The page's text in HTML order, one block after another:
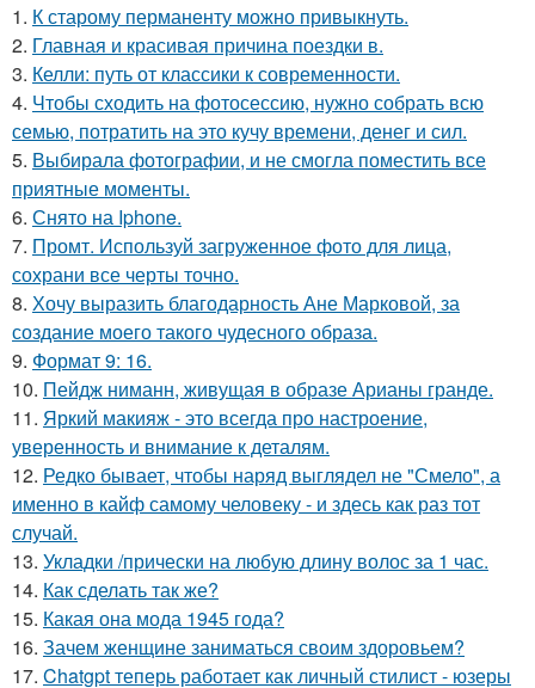
1. К старому перманенту можно привыкнуть.
2. Главная и красивая причина поездки в.
3. Келли: путь от классики к современности.
4. Чтобы сходить на фотосессию, нужно собрать всю
семью, потратить на это кучу времени, денег и сил.
5. Выбирала фотографии, и не смогла поместить все
приятные моменты.
6. Снято на Iphone.
7. Промт. Используй загруженное фото для лица,
сохрани все черты точно.
8. Хочу выразить благодарность Ане Марковой, за
создание моего такого чудесного образа.
9. Формат 9: 16.
10. Пейдж ниманн, живущая в образе Арианы гранде.
11. Яркий макияж - это всегда про настроение,
уверенность и внимание к деталям.
12. Редко бывает, чтобы наряд выглядел не "Смело", а
именно в кайф самому человеку - и здесь как раз тот
случай.
13. Укладки /прически на любую длину волос за 1 час.
14. Как сделать так же?
15. Какая она мода 1945 года?
16. Зачем женщине заниматься своим здоровьем?
17. Chatgpt теперь работает как личный стилист - юзеры